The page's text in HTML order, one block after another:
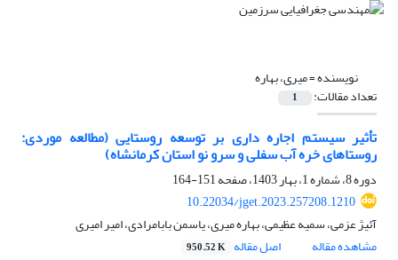
نویسنده =میری، بهاره
تعداد مقالات: 1
تأثیر سیستم اجاره داری بر توسعه روستایی (مطالعه موردی:
روستاهای خره آب سفلی و سرو نو استان کرمانشاه)
دوره 8، شماره 1، بهار 1403، صفحه
151-164
10.22034/jget.2023.257208.1210
آئیژ عزمی، سمیه عظیمی، بهاره میری، یاسمن بابامرادی، امیر امیری
مشاهده مقاله
اصل مقاله 950.52 K